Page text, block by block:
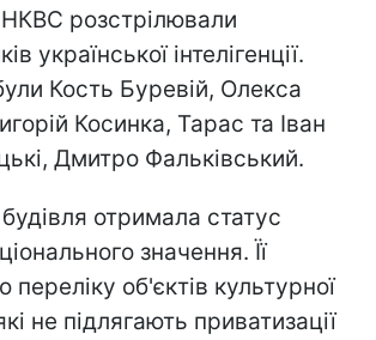
розстрілювали
української інтелігенції.
Кость Буревій, Олекса
Косинка, Тарас та Іван
Дмитро Фальківський.
отримала статус
значення. Її
об'єктів культурної
не підлягають приватизації